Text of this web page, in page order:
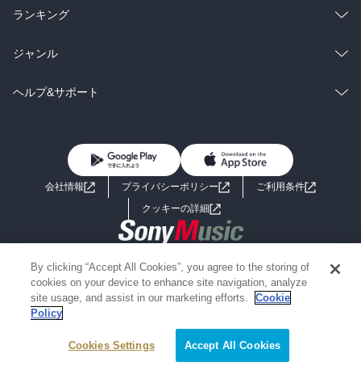
絞り込み条件を変える
雑誌・グラビア
BL・TL
ラノベ
雑誌・グラビア
BL・TL
総合
ラノベ
雑誌・グラビア
ランキング
総合
ラノベ
ジャンル
コミック
ライトノベル 男子向けラノベ
小説
海外小説
ミステリー SF
歴史・時代小説
グラビア写真集
ヘルプ&サポート
よくあるご質問 お問い合わせ
会社情報 プライバシーポリシー
ご利用条件
クッキーの詳細
Copyright 2017 - 2026 Sony Music Entertainment(Japan) Inc.
Information on the site is for the Japan domestic market only
powered by
By clicking “Accept All Cookies”, you agree to the storing of
cookies on your device to enhance site navigation, analyze
site usage, and assist in our marketing efforts.
Cookie
Policy
Cookies Settings Accept All Cookies